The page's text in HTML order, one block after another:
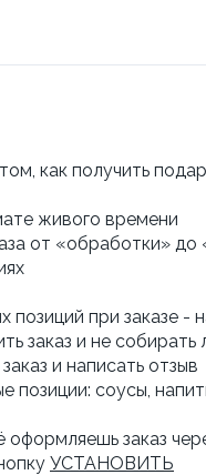
как получить
живого времени
от «обработки» до
позиций при заказе
заказ и не
и написать отзыв
позиции: соусы,
заказ
УСТАНОВИТЬ